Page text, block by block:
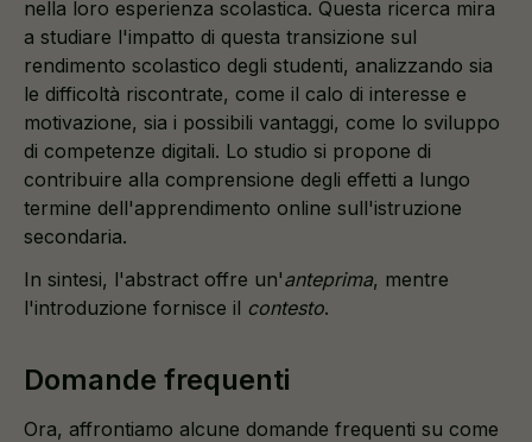
nella loro esperienza scolastica. Questa ricerca mira
a studiare l'impatto di questa transizione sul
rendimento scolastico degli studenti, analizzando sia
le difficoltà riscontrate, come il calo di interesse e
motivazione, sia i possibili vantaggi, come lo sviluppo
di competenze digitali. Lo studio si propone di
contribuire alla comprensione degli effetti a lungo
termine dell'apprendimento online sull'istruzione
secondaria.
In sintesi, l'abstract offre un'anteprima, mentre
l'introduzione fornisce il contesto.
Domande frequenti
Ora, affrontiamo alcune domande frequenti su come